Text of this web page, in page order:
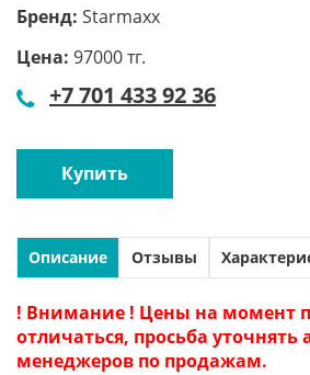
Бренд: Starmaxx
Цена: 97000 тг.
+7 701 433 92 36
Купить
Описание Отзывы
! Внимание ! Цены на момент
отличаться, просьба уточнять
менеджеров по продажам.